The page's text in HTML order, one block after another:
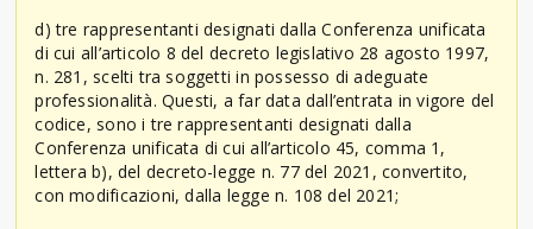
d) tre rappresentanti designati dalla Conferenza unificata
di cui all’articolo 8 del decreto legislativo 28 agosto 1997,
n. 281, scelti tra soggetti in possesso di adeguate
professionalità. Questi, a far data dall’entrata in vigore del
codice, sono i tre rappresentanti designati dalla
Conferenza unificata di cui all’articolo 45, comma 1,
lettera b), del decreto-legge n. 77 del 2021, convertito,
con modificazioni, dalla legge n. 108 del 2021;